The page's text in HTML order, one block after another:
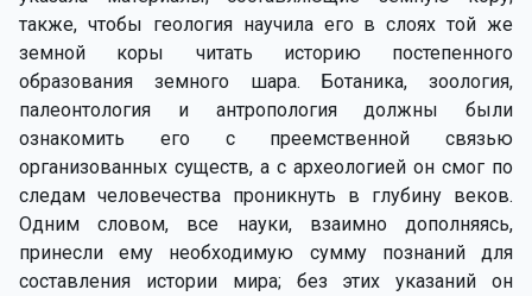
также, чтобы геология научила его в слоях той же
земной коры читать историю постепенного
образования земного шара. Ботаника, зоология,
палеонтология и антропология должны были
ознакомить его с преемственной связью
организованных существ, а с археологией он смог по
следам человечества проникнуть в глубину веков.
Одним словом, все науки, взаимно дополняясь,
принесли ему необходимую сумму познаний для
составления истории мира; без этих указаний он